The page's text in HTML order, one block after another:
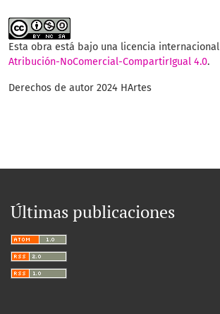
Esta obra está bajo una licencia internacional
Atribución-NoComercial-CompartirIgual 4.0.
Derechos de autor 2024 HArtes
Últimas publicaciones